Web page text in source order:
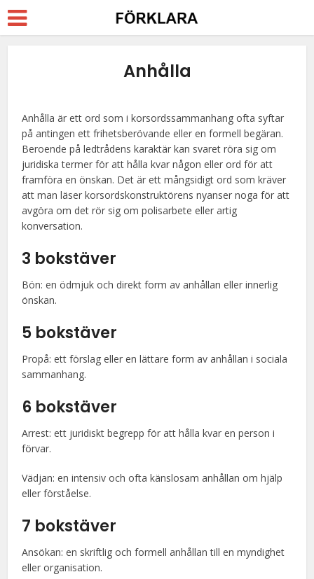
Anhålla
Anhålla är ett ord som i korsordssammanhang ofta syftar
på antingen ett frihetsberövande eller en formell begäran.
Beroende på ledtrådens karaktär kan svaret röra sig om
juridiska termer för att hålla kvar någon eller ord för att
framföra en önskan. Det är ett mångsidigt ord som kräver
att man läser korsordskonstruktörens nyanser noga för att
avgöra om det rör sig om polisarbete eller artig
konversation.
3 bokstäver
Bön: en ödmjuk och direkt form av anhållan eller innerlig
önskan.
5 bokstäver
Propå: ett förslag eller en lättare form av anhållan i sociala
sammanhang.
6 bokstäver
Arrest: ett juridiskt begrepp för att hålla kvar en person i
förvar.
Vädjan: en intensiv och ofta känslosam anhållan om hjälp
eller förståelse.
7 bokstäver
Ansökan: en skriftlig och formell anhållan till en myndighet
eller organisation.